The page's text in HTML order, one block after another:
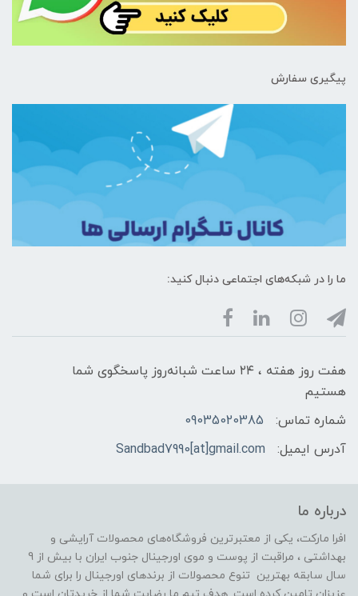
پیگیری سفارش
ما را در شبکه‌های اجتماعی دنبال کنید:
هفت روز هفته ، ۲۴ ساعت شبانه‌روز پاسخگوی شما
هستیم
شماره تماس:
09035020385
آدرس ایمیل:
Sandbad7990[at]gmail.com
درباره ما
افرا مارکت، یکی از معتبرترین فروشگاه‌های محصولات آرایشی و
بهداشتی ، مراقبت از پوست و موی اورجینال جنوب ایران با بیش از 9
سال سابقه بهترین تنوع محصولات از برندهای اورجینال را برای شما